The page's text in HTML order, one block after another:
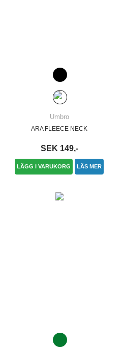
Umbro
ARA FLEECE NECK
SEK 149,-
LÄGG I VARUKORG LÄS MER